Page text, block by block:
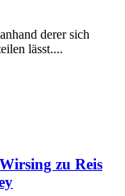
derer sich
lässt....
zu Reis